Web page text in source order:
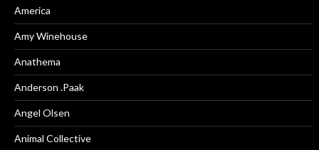
America
Amy Winehouse
Anathema
Anderson .Paak
Angel Olsen
Animal Collective